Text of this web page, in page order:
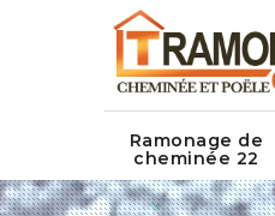
Ramonage de
cheminée 22